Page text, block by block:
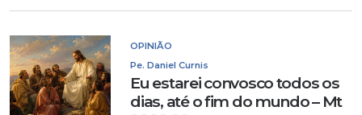
OPINIÃO
Pe. Daniel Curnis
Eu estarei convosco todos os
dias, até o fim do mundo – Mt